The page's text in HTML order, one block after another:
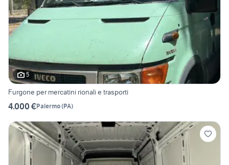
5
Furgone per mercatini rionali e trasporti
4.000 €Palermo(PA)